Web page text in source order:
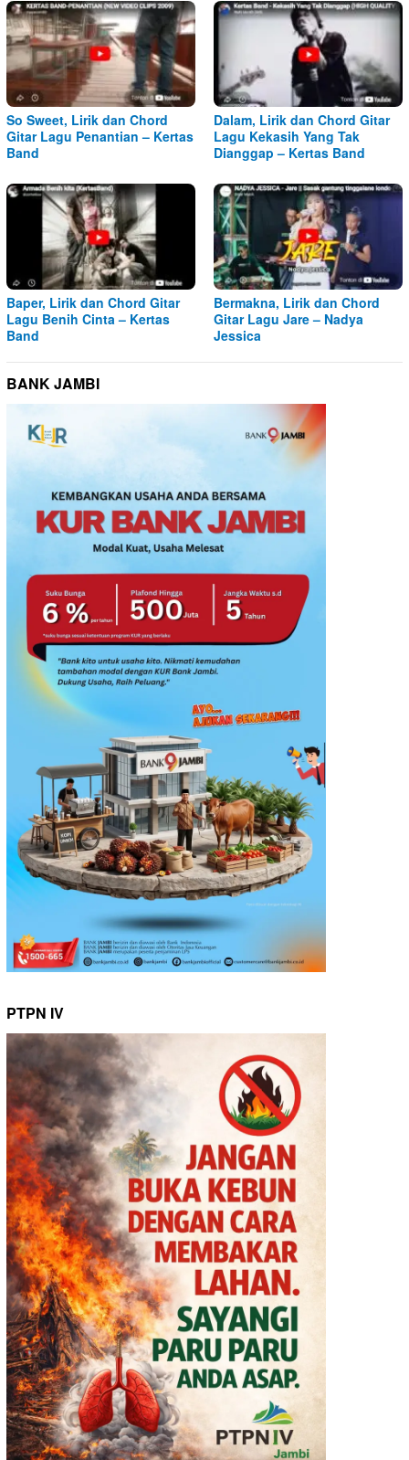
So Sweet, Lirik dan Chord
Gitar Lagu Penantian – Kertas
Band
Dalam, Lirik dan Chord Gitar
Lagu Kekasih Yang Tak
Dianggap – Kertas Band
Baper, Lirik dan Chord Gitar
Lagu Benih Cinta – Kertas
Band
Bermakna, Lirik dan Chord
Gitar Lagu Jare – Nadya
Jessica
BANK JAMBI
PTPN IV